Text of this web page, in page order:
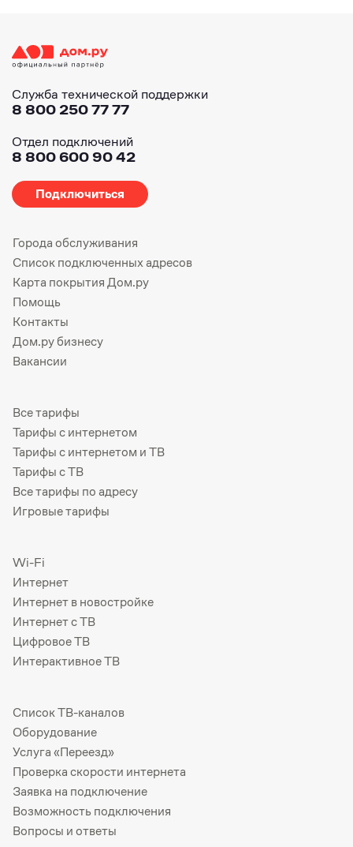
Служба технической поддержки
8 800 250 77 77
Отдел подключений
8 800 600 90 42
Подключиться
Города обслуживания
Список подключенных адресов
Карта покрытия Дом.ру
Помощь
Контакты
Дом.ру бизнесу
Вакансии
Все тарифы
Тарифы с интернетом
Тарифы с интернетом и ТВ
Тарифы с ТВ
Все тарифы по адресу
Игровые тарифы
Wi-Fi
Интернет
Интернет в новостройке
Интернет с ТВ
Цифровое ТВ
Интерактивное ТВ
Список ТВ-каналов
Оборудование
Услуга «Переезд»
Проверка скорости интернета
Заявка на подключение
Возможность подключения
Вопросы и ответы